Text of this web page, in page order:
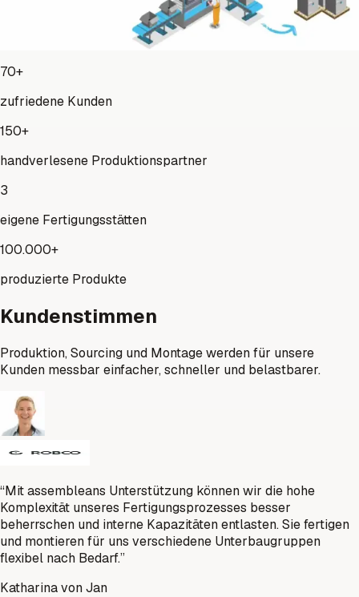
52% schneller und 23% günstiger herstellen zu lassen.
70+
zufriedene Kunden
150+
handverlesene Produktionspartner
3
eigene Fertigungsstätten
100.000+
produzierte Produkte
Kundenstimmen
Produktion, Sourcing und Montage werden für unsere
Kunden messbar einfacher, schneller und belastbarer.
“Mit assembleans Unterstützung können wir die hohe
Komplexität unseres Fertigungsprozesses besser
beherrschen und interne Kapazitäten entlasten. Sie fertigen
und montieren für uns verschiedene Unterbaugruppen
flexibel nach Bedarf.”
Katharina von Jan